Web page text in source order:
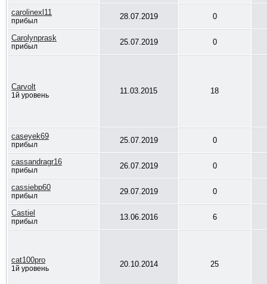
carolinexl11
прибыл 28.07.2019 0
Carolynprask
прибыл 25.07.2019 0
Carvolt
1й уровень 11.03.2015 18
caseyek69
прибыл 25.07.2019 0
cassandragr16
прибыл 26.07.2019 0
cassiebp60
прибыл 29.07.2019 0
Castiel
прибыл 13.06.2016 6
cat100pro
1й уровень 20.10.2014 25